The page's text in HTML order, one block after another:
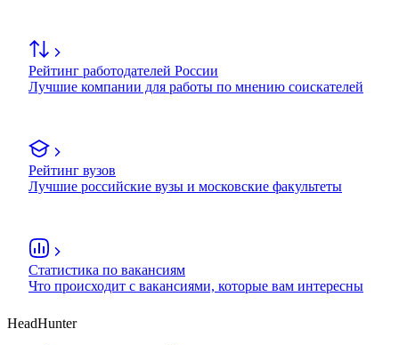
Рейтинг работодателей России
Лучшие компании для работы по мнению соискателей
Рейтинг вузов
Лучшие российские вузы и московские факультеты
Статистика по вакансиям
Что происходит с вакансиями, которые вам интересны
HeadHunter